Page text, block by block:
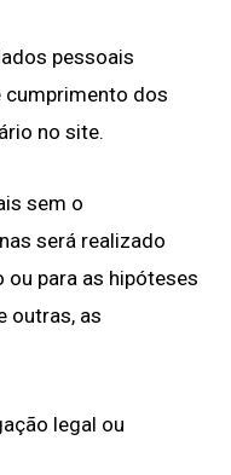
pessoais
cumprimento dos
no site.
sem o
será realizado
para as hipóteses
outras, as
legal ou